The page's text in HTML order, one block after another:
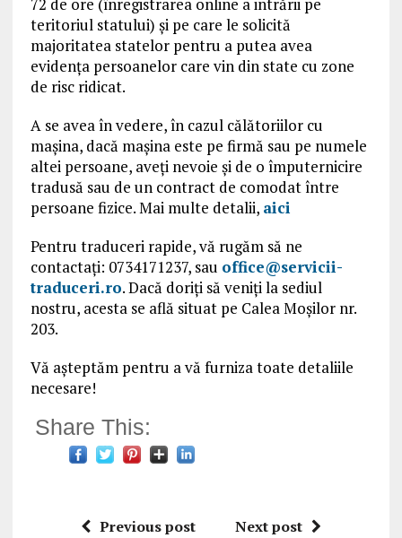
teritoriul statului) și pe care le solicită
majoritatea statelor pentru a putea avea
evidența persoanelor care vin din state cu zone
de risc ridicat.
A se avea în vedere, în cazul călătoriilor cu
mașina, dacă mașina este pe firmă sau pe numele
altei persoane, aveți nevoie și de o împuternicire
tradusă sau de un contract de comodat între
persoane fizice. Mai multe detalii, aici
Pentru traduceri rapide, vă rugăm să ne
contactați: 0734171237, sau office@servicii-
traduceri.ro. Dacă doriți să veniți la sediul
nostru, acesta se află situat pe Calea Moșilor nr.
203.
Vă așteptăm pentru a vă furniza toate detaliile
necesare!
Share This:
Previous post Next post